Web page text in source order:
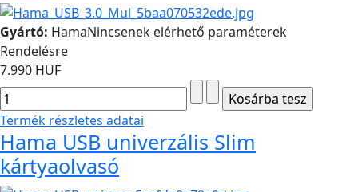
Gyártó: HamaNincsenek elérhető paraméterek
Rendelésre
7.990 HUF
Termék részletes adatai
Hama USB univerzális Slim
kártyaolvasó